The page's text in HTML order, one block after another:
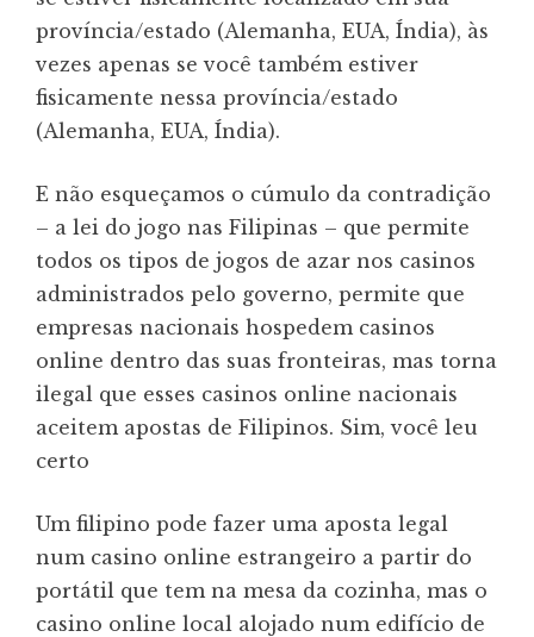
província/estado (Alemanha, EUA, Índia), às
vezes apenas se você também estiver
fisicamente nessa província/estado
(Alemanha, EUA, Índia).
E não esqueçamos o cúmulo da contradição
– a lei do jogo nas Filipinas – que permite
todos os tipos de jogos de azar nos casinos
administrados pelo governo, permite que
empresas nacionais hospedem casinos
online dentro das suas fronteiras, mas torna
ilegal que esses casinos online nacionais
aceitem apostas de Filipinos. Sim, você leu
certo
Um filipino pode fazer uma aposta legal
num casino online estrangeiro a partir do
portátil que tem na mesa da cozinha, mas o
casino online local alojado num edifício de